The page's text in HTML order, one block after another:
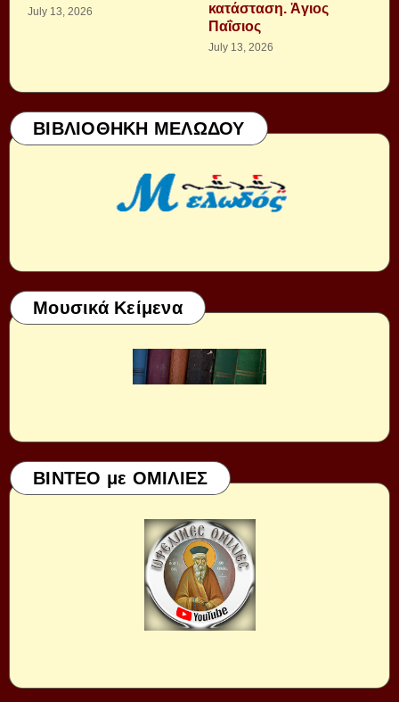
July 13, 2026
κατάσταση. Ἁγιος
Παΐσιος
July 13, 2026
ΒΙΒΛΙΟΘΗΚΗ ΜΕΛΩΔΟΥ
Μουσικά Κείμενα
ΒΙΝΤΕΟ με ΟΜΙΛΙΕΣ